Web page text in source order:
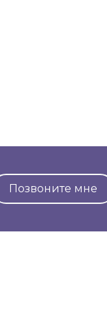
Позвоните мне